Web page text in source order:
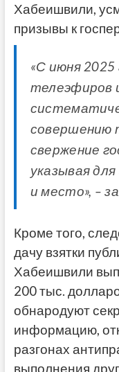
Хабеишвили,
призывы к
«С июня
телеэфиров
совершению
свержение
указывая
и место», –
Кроме того,
дачу взятки
Хабеишвили
200 тыс.
обнародуют
информацию,
разгонах
выполнения